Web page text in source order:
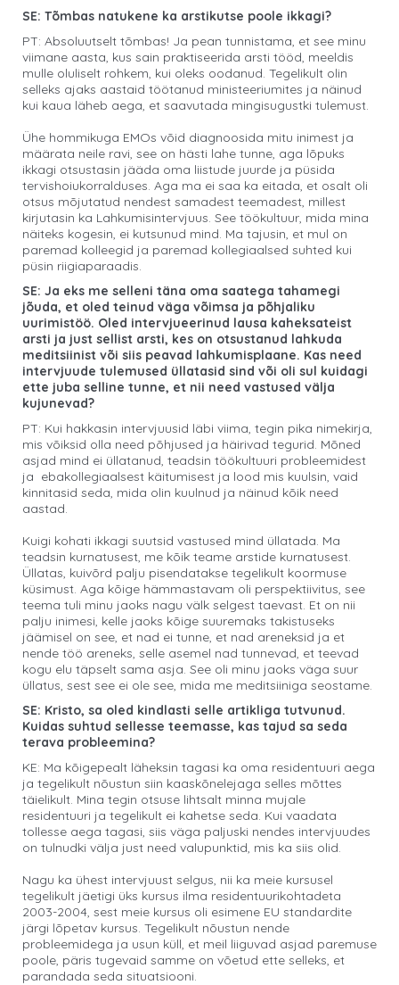
SE: Tõmbas natukene ka arstikutse poole ikkagi?
PT: Absoluutselt tõmbas! Ja pean tunnistama, et see minu
viimane aasta, kus sain praktiseerida arsti tööd, meeldis
mulle oluliselt rohkem, kui oleks oodanud. Tegelikult olin
selleks ajaks aastaid töötanud ministeeriumites ja näinud
kui kaua läheb aega, et saavutada mingisugustki tulemust.
Ühe hommikuga EMOs võid diagnoosida mitu inimest ja
määrata neile ravi, see on hästi lahe tunne, aga lõpuks
ikkagi otsustasin jääda oma liistude juurde ja püsida
tervishoiukorralduses. Aga ma ei saa ka eitada, et osalt oli
otsus mõjutatud nendest samadest teemadest, millest
kirjutasin ka Lahkumisintervjuus. See töökultuur, mida mina
näiteks kogesin, ei kutsunud mind. Ma tajusin, et mul on
paremad kolleegid ja paremad kollegiaalsed suhted kui
püsin riigiaparaadis.
SE: Ja eks me selleni täna oma saatega tahamegi
jõuda, et oled teinud väga võimsa ja põhjaliku
uurimistöö. Oled intervjueerinud lausa kaheksateist
arsti ja just sellist arsti, kes on otsustanud lahkuda
meditsiinist või siis peavad lahkumisplaane. Kas need
intervjuude tulemused üllatasid sind või oli sul kuidagi
ette juba selline tunne, et nii need vastused välja
kujunevad?
PT: Kui hakkasin intervjuusid läbi viima, tegin pika nimekirja,
mis võiksid olla need põhjused ja häirivad tegurid. Mõned
asjad mind ei üllatanud, teadsin töökultuuri probleemidest
ja ebakollegiaalsest käitumisest ja lood mis kuulsin, vaid
kinnitasid seda, mida olin kuulnud ja näinud kõik need
aastad.
Kuigi kohati ikkagi suutsid vastused mind üllatada. Ma
teadsin kurnatusest, me kõik teame arstide kurnatusest.
Üllatas, kuivõrd palju pisendatakse tegelikult koormuse
küsimust. Aga kõige hämmastavam oli perspektiivitus, see
teema tuli minu jaoks nagu välk selgest taevast. Et on nii
palju inimesi, kelle jaoks kõige suuremaks takistuseks
jäämisel on see, et nad ei tunne, et nad areneksid ja et
nende töö areneks, selle asemel nad tunnevad, et teevad
kogu elu täpselt sama asja. See oli minu jaoks väga suur
üllatus, sest see ei ole see, mida me meditsiiniga seostame.
SE: Kristo, sa oled kindlasti selle artikliga tutvunud.
Kuidas suhtud sellesse teemasse, kas tajud sa seda
terava probleemina?
KE: Ma kõigepealt läheksin tagasi ka oma residentuuri aega
ja tegelikult nõustun siin kaaskõnelejaga selles mõttes
täielikult. Mina tegin otsuse lihtsalt minna mujale
residentuuri ja tegelikult ei kahetse seda. Kui vaadata
tollesse aega tagasi, siis väga paljuski nendes intervjuudes
on tulnudki välja just need valupunktid, mis ka siis olid.
Nagu ka ühest intervjuust selgus, nii ka meie kursusel
tegelikult jäetigi üks kursus ilma residentuurikohtadeta
2003-2004, sest meie kursus oli esimene EU standardite
järgi lõpetav kursus. Tegelikult nõustun nende
probleemidega ja usun küll, et meil liiguvad asjad paremuse
poole, päris tugevaid samme on võetud ette selleks, et
parandada seda situatsiooni.